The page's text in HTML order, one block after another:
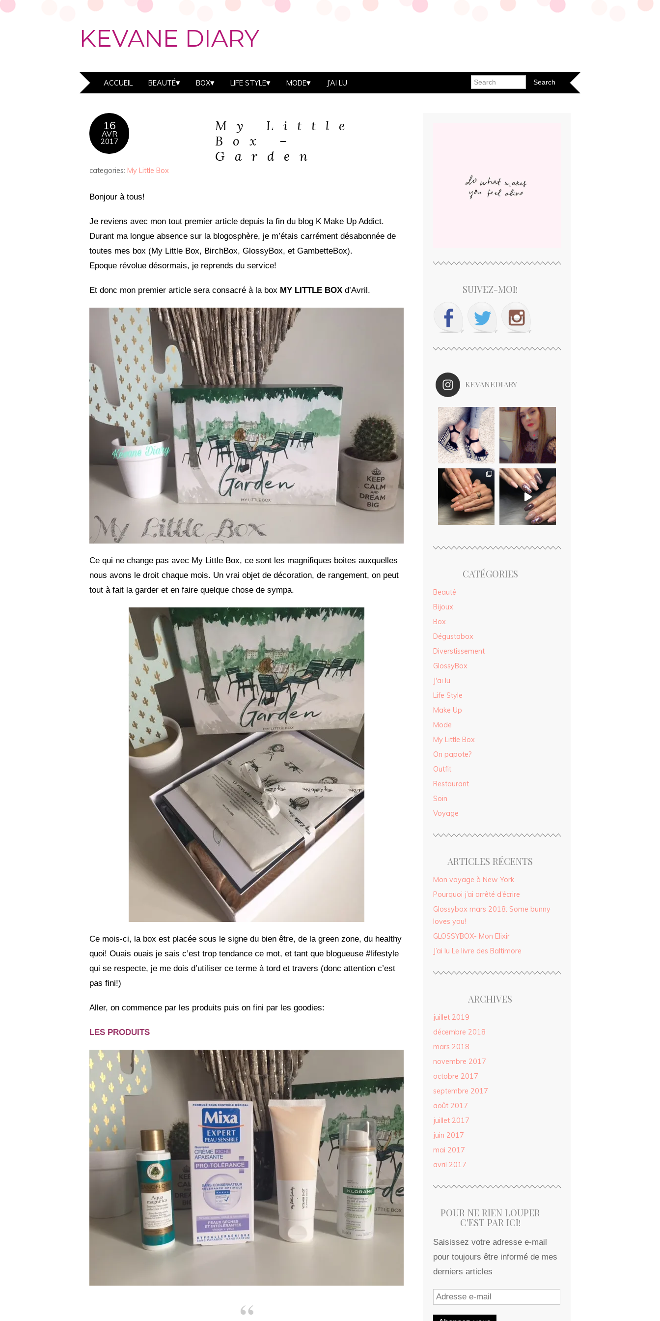
KEVANE DIARY
ACCUEIL BEAUTÉ BOX LIFE STYLE MODE J’AI LU
16
AVR
2017
My Little
Box –
Garden
categories: My Little Box
Bonjour à tous!
Je reviens avec mon tout premier article depuis la fin du blog K Make Up Addict.
Durant ma longue absence sur la blogosphère, je m’étais carrément désabonnée de
toutes mes box (My Little Box, BirchBox, GlossyBox, et GambetteBox).
Epoque révolue désormais, je reprends du service!
Et donc mon premier article sera consacré à la box MY LITTLE BOX d’Avril.
Ce qui ne change pas avec My Little Box, ce sont les magnifiques boites auxquelles
nous avons le droit chaque mois. Un vrai objet de décoration, de rangement, on peut
tout à fait la garder et en faire quelque chose de sympa.
Ce mois-ci, la box est placée sous le signe du bien être, de la green zone, du healthy
quoi! Ouais ouais je sais c’est trop tendance ce mot, et tant que blogueuse #lifestyle
qui se respecte, je me dois d’utiliser ce terme à tord et travers (donc attention c’est
pas fini!)
Aller, on commence par les produits puis on fini par les goodies:
LES PRODUITS
SUIVEZ-MOI!
KEVANEDIARY
CATÉGORIES
Beauté
Bijoux
Box
Dégustabox
Diverstissement
GlossyBox
J'ai lu
Life Style
Make Up
Mode
My Little Box
On papote?
Outfit
Restaurant
Soin
Voyage
ARTICLES RÉCENTS
Mon voyage à New York
Pourquoi j’ai arrêté d’écrire
Glossybox mars 2018: Some bunny
loves you!
GLOSSYBOX- Mon Elixir
J’ai lu Le livre des Baltimore
ARCHIVES
juillet 2019
décembre 2018
mars 2018
novembre 2017
octobre 2017
septembre 2017
août 2017
juillet 2017
juin 2017
mai 2017
avril 2017
POUR NE RIEN LOUPER
C'EST PAR ICI!
Saisissez votre adresse e-mail
pour toujours être informé de mes
derniers articles